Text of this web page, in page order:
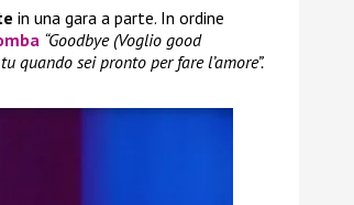
in una gara a parte. In ordine
“Goodbye (Voglio good
quando sei pronto per fare l’amore”.